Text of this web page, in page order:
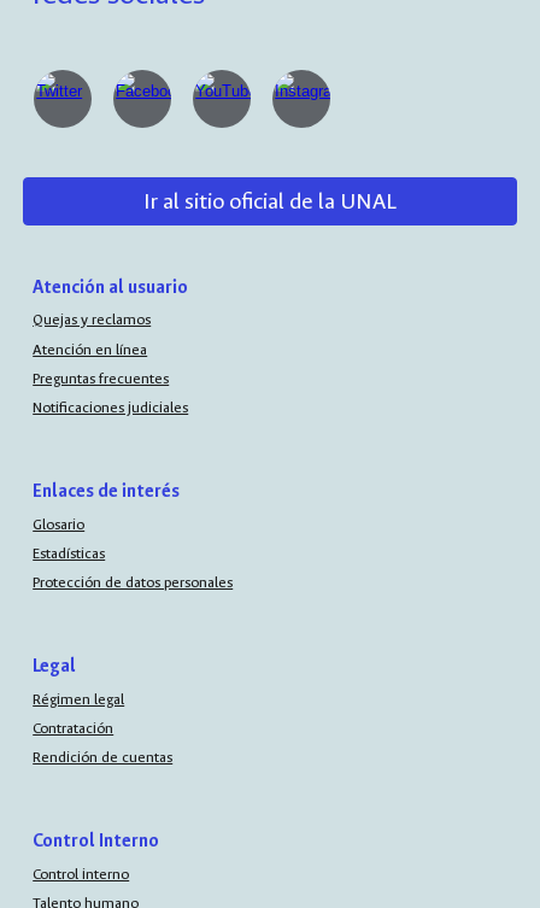
Ir al sitio oficial de la UNAL
Atención al usuario
Quejas y reclamos
Atención en línea
Preguntas frecuentes
Notificaciones judiciales
Enlaces de interés
Glosario
Estadísticas
Protección de datos personales
Legal
Régimen legal
Contratación
Rendición de cuentas
Control Interno
Control interno
Talento humano